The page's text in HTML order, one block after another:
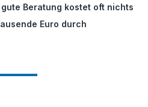
Beratung kostet oft nichts
Euro durch